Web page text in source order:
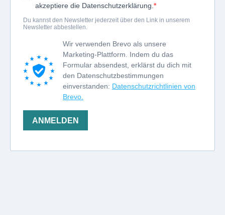
akzeptiere die Datenschutzerklärung.
Du kannst den Newsletter jederzeit über den Link in unserem
Newsletter abbestellen.
Wir verwenden Brevo als unsere
Marketing-Plattform. Indem du das
Formular absendest, erklärst du dich mit
den Datenschutzbestimmungen
einverstanden: Datenschutzrichtlinien von
Brevo.
ANMELDEN